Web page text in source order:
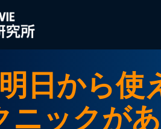
日から使
ニックが